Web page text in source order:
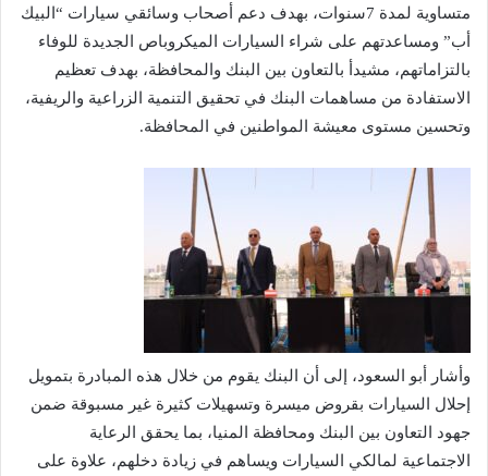
متساوية لمدة 7سنوات، بهدف دعم أصحاب وسائقي سيارات “البيك
أب” ومساعدتهم على شراء السيارات الميكروباص الجديدة للوفاء
بالتزاماتهم، مشيدأ بالتعاون بين البنك والمحافظة، بهدف تعظيم
الاستفادة من مساهمات البنك في تحقيق التنمية الزراعية والريفية،
وتحسين مستوى معيشة المواطنين في المحافظة.
وأشار أبو السعود، إلى أن البنك يقوم من خلال هذه المبادرة بتمويل
إحلال السيارات بقروض ميسرة وتسهيلات كثيرة غير مسبوقة ضمن
جهود التعاون بين البنك ومحافظة المنيا، بما يحقق الرعاية
الاجتماعية لمالكي السيارات ويساهم في زيادة دخلهم، علاوة على